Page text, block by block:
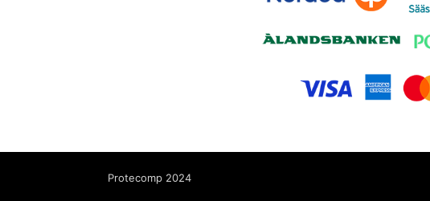
Protecomp 2024